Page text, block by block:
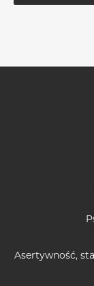
Asertywność,